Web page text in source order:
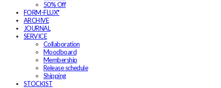
50% Off
FORM-FLUX*
ARCHIVE
JOURNAL
SERVICE
Collaboration
Moodboard
Membership
Release schedule
Shipping
STOCKIST